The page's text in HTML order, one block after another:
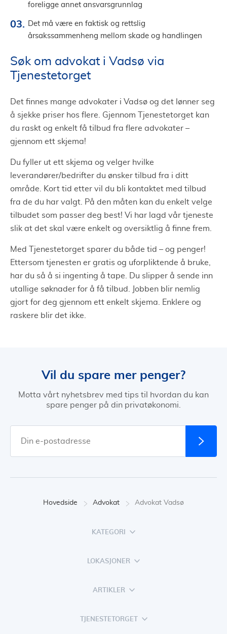
foreligge annet ansvarsgrunnlag
Det må være en faktisk og rettslig
årsakssammenheng mellom skade og handlingen
Søk om advokat i Vadsø via
Tjenestetorget
Det finnes mange advokater i Vadsø og det lønner seg
å sjekke priser hos flere. Gjennom Tjenestetorget kan
du raskt og enkelt få tilbud fra flere advokater –
gjennom ett skjema!
Du fyller ut ett skjema og velger hvilke
leverandører/bedrifter du ønsker tilbud fra i ditt
område. Kort tid etter vil du bli kontaktet med tilbud
fra de du har valgt. På den måten kan du enkelt velge
tilbudet som passer deg best! Vi har lagd vår tjeneste
slik at det skal være enkelt og oversiktlig å finne frem.
Med Tjenestetorget sparer du både tid – og penger!
Ettersom tjenesten er gratis og uforpliktende å bruke,
har du så å si ingenting å tape. Du slipper å sende inn
utallige søknader for å få tilbud. Jobben blir nemlig
gjort for deg gjennom ett enkelt skjema. Enklere og
raskere blir det ikke.
Vil du spare mer penger?
Motta vårt nyhetsbrev med tips til hvordan du kan
spare penger på din privatøkonomi.
Hovedside Advokat Advokat Vadsø
KATEGORI
LOKASJONER
ARTIKLER
TJENESTETORGET